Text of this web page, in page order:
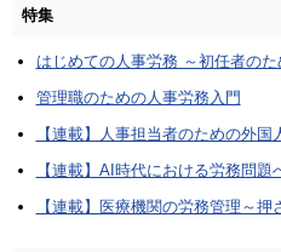
特集
はじめての人事労務 ～初任者のた
管理職のための人事労務入門
【連載】人事担当者のための外
【連載】AI時代における労務問題
【連載】医療機関の労務管理～